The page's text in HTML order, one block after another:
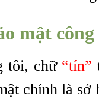
mật
tôi, chữ“tín”
chính là sở